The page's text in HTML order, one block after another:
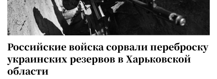
Российские войска сорвали переброску
украинских резервов в Харьковской
области